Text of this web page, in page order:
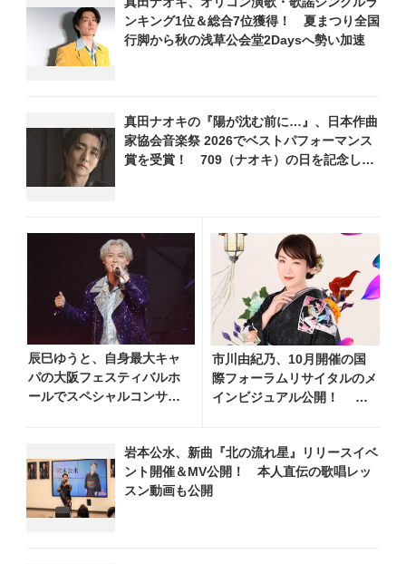
ンキング1位＆総合7位獲得！ 夏まつり全国
行脚から秋の浅草公会堂2Daysへ勢い加速
真田ナオキの『陽が沈む前に…』、日本作曲
家協会音楽祭 2026でベストパフォーマンス
賞を受賞！ 709（ナオキ）の日を記念し、
辰巳ゆうと、自身最大キャ
パの大阪フェスティバルホ
ールでスペシャルコンサー
11月17日に同ホールで追加
公演が決定
市川由紀乃、10月開催の国
際フォーラムリサイタルのメ
インビジュアル公開！ リ
フルサイズ公開
岩本公水、新曲『北の流れ星』リリースイベ
ント開催＆MV公開！ 本人直伝の歌唱レッ
スン動画も公開